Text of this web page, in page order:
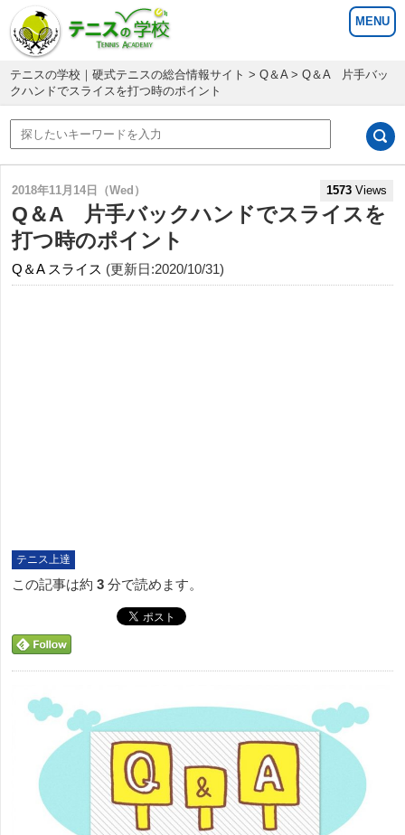
テニスの学校｜硬式テニスの総合情報サイト >Q＆A> Q＆A 片手バッ
クハンドでスライスを打つ時のポイント
2018年11月14日（Wed） 1573 Views
Q＆A 片手バックハンドでスライスを
打つ時のポイント
Q＆A スライス (更新日:2020/10/31)
テニス上達
この記事は約 3 分で読めます。